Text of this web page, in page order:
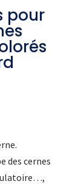
pour
des cernes